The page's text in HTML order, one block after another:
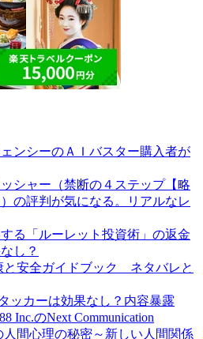
ンシーのＡＩバスター購入者が
シャー（禁断の４ステップ【略
の評判が気になる。リアルなレ
る「ルーレット投資術」の返金
し？
と安全ガイドブック ネタバレと
ッカーは効果なし？内容暴露
Inc.のNext Communication
人間心理の秘密～新しい人間関係